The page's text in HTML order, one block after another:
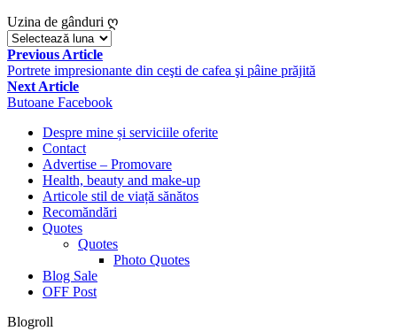
Uzina de gânduri ღ
Uzina
de
gânduri
ღ
Navigare
în
articole
Previous Article
Portrete impresionante din ceşti de cafea şi pâine prăjită
Next Article
Butoane Facebook
Despre mine și serviciile oferite
Contact
Advertise – Promovare
Health, beauty and make-up
Articole stil de viață sănătos
Recomăndări
Quotes
Quotes
Photo Quotes
Blog Sale
OFF Post
Blogroll